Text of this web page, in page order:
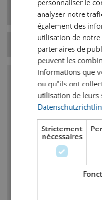
de bière
Température
Caractéristiques
Amertume du
mais
Corps : moyen,
alcool
Arome de fruits
Petites quantités
des produits
personnaliser le
analyser notre
également des
utilisation de notre
partenaires de
peuvent les
informations que
ou qu"ils ont
utilisation de leurs
Strictement
nécessaires